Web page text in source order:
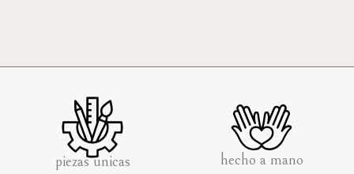
piezas únicas hecho a mano